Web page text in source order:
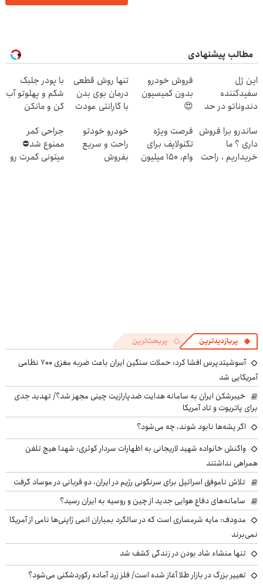
مطالب پیشنهادی
این ژل
سفیدکننده
دندوناتو در حد
میکنه
(40%تخفیف)
فروش خودرو
بدون کمیسیون
😍
تنها روش قطعی
درمان بوی بدن
با گارانتی عودت
ببین
با پودر جلبک
شکم و پهلوتو آب
کن و مانکن
امشب)
ساندرو برا فروش
داری ؟ ما
خریداریم ، راحت
فرصت ویژه
تکنولایف برای
وام، 150 میلیون
خودرو خودتو
راحت و سریع
بفروش
جراحی کمر
ممنوع شد⛔
میتونی کمرت رو
پربازدیدترین پربحث‌ترین
آسوشیتدپرس افشا کرد: حملات سنگین ایران باعث ضربه مغزی ۷۰۰ نظامی
آمریکایی شد
خیبرشکن ایران به سامانه هدایت ضدپارازیت چینی مجهز شد؟/ تهدید جدی
برای پاتریوت و تاد آمریکا
اگر پشه‌ها نابود شوند، چه می‌شود؟
واکنش خانواده شهید لاریجانی به اظهارات سردار کوثری: شهدا هیچ تلفن
همراهی نداشتند
تلاش ناموفق اسرائیل برای سرنگونی رژیم در ایران، دو قربانی در موساد گرفت
سامانه‌های دفاع هوایی جدید از چین و روسیه به ایران رسید؟
مدودف: مایه شرمساری است که در سالگرد بمباران اتمی ژاپنی‌ها نامی از آمریکا
نمی‌برند
تنها منشاء شاد بودن در زندگی کشف شد
تغییر بزرگ در بازار طلا آغاز شده است/ فلز زرد آماده رکوردشکنی می‌شود؟